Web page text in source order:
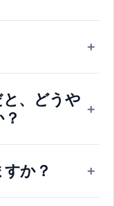
+
、どうや +
か？ +